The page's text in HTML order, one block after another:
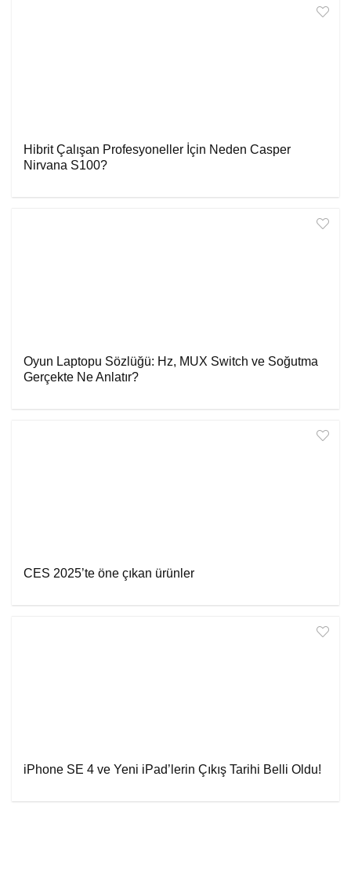
Hibrit Çalışan Profesyoneller İçin Neden Casper
Nirvana S100?
Oyun Laptopu Sözlüğü: Hz, MUX Switch ve Soğutma
Gerçekte Ne Anlatır?
CES 2025’te öne çıkan ürünler
iPhone SE 4 ve Yeni iPad’lerin Çıkış Tarihi Belli Oldu!